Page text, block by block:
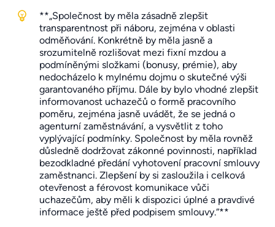
**„Společnost by měla zásadně zlepšit
transparentnost při náboru, zejména v oblasti
odměňování. Konkrétně by měla jasně a
srozumitelně rozlišovat mezi fixní mzdou a
podmíněnými složkami (bonusy, prémie), aby
nedocházelo k mylnému dojmu o skutečné výši
garantovaného příjmu. Dále by bylo vhodné zlepšit
informovanost uchazečů o formě pracovního
poměru, zejména jasně uvádět, že se jedná o
agenturní zaměstnávání, a vysvětlit z toho
vyplývající podmínky. Společnost by měla rovněž
důsledně dodržovat zákonné povinnosti, například
bezodkladné předání vyhotovení pracovní smlouvy
zaměstnanci. Zlepšení by si zasloužila i celková
otevřenost a férovost komunikace vůči
uchazečům, aby měli k dispozici úplné a pravdivé
informace ještě před podpisem smlouvy.“**